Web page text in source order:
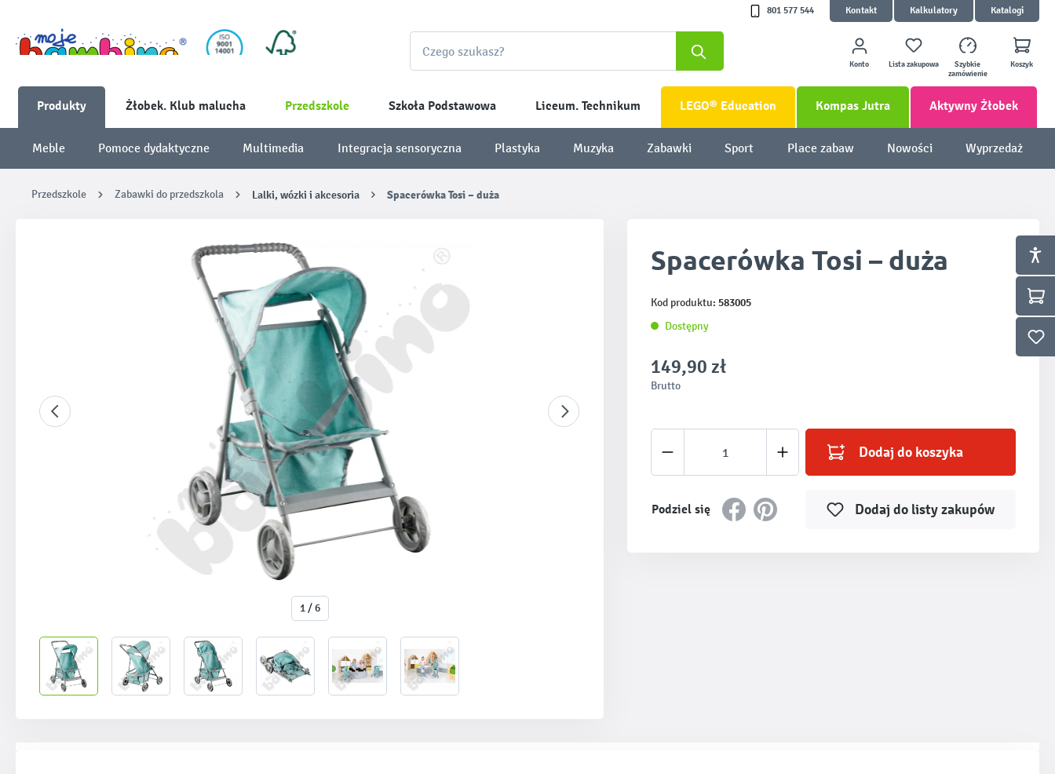
801 577 544 Kontakt Kalkulatory Katalogi
Konto Lista zakupowa
Szybkie
zamówienie
Koszyk
Produkty Żłobek. Klub malucha Przedszkole Szkoła Podstawowa Liceum. Technikum LEGO® Education Kompas Jutra Aktywny Żłobek
Meble Pomoce dydaktyczne Multimedia Integracja sensoryczna Plastyka Muzyka Zabawki Sport Place zabaw Nowości Wyprzedaż
Przedszkole Zabawki do przedszkola Lalki, wózki i akcesoria Spacerówka Tosi – duża
1 / 6
Spacerówka Tosi – duża
Kod produktu: 583005
Dostępny
149,90 zł
Brutto
Ilość produktu: Wprowadź żądaną ilość lub użyj
Dodaj do koszyka
Podziel się Dodaj do listy zakupów